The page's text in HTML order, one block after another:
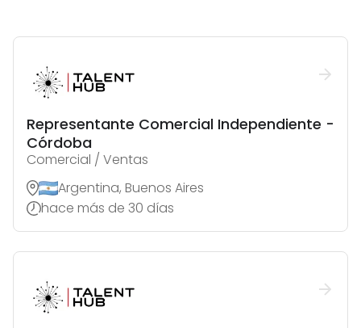
Representante Comercial Independiente -
Córdoba
Comercial / Ventas
Argentina, Buenos Aires
hace más de 30 días